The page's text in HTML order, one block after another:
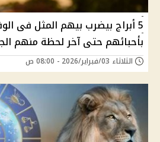
5 أبراج بيضرب بيهم المثل فى
بأحبائهم حتى آخر لحظة منهم
الثلاثاء 03/فبراير/2026 - 08:00 ص